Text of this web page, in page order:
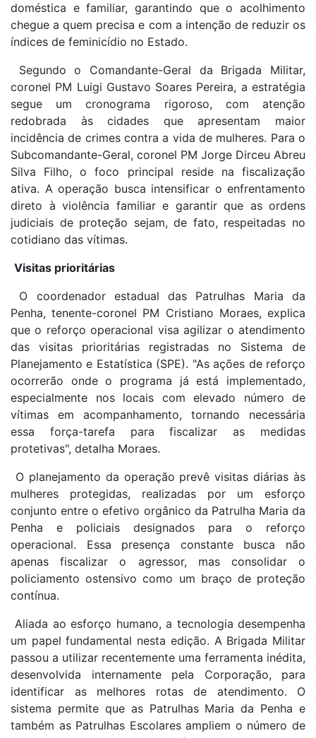
doméstica e familiar, garantindo que o acolhimento
chegue a quem precisa e com a intenção de reduzir os
índices de feminicídio no Estado.
Segundo o Comandante-Geral da Brigada Militar,
coronel PM Luigi Gustavo Soares Pereira, a estratégia
segue um cronograma rigoroso, com atenção
redobrada às cidades que apresentam maior
incidência de crimes contra a vida de mulheres. Para o
Subcomandante-Geral, coronel PM Jorge Dirceu Abreu
Silva Filho, o foco principal reside na fiscalização
ativa. A operação busca intensificar o enfrentamento
direto à violência familiar e garantir que as ordens
judiciais de proteção sejam, de fato, respeitadas no
cotidiano das vítimas.
Visitas prioritárias
O coordenador estadual das Patrulhas Maria da
Penha, tenente-coronel PM Cristiano Moraes, explica
que o reforço operacional visa agilizar o atendimento
das visitas prioritárias registradas no Sistema de
Planejamento e Estatística (SPE). "As ações de reforço
ocorrerão onde o programa já está implementado,
especialmente nos locais com elevado número de
vítimas em acompanhamento, tornando necessária
essa força-tarefa para fiscalizar as medidas
protetivas", detalha Moraes.
O planejamento da operação prevê visitas diárias às
mulheres protegidas, realizadas por um esforço
conjunto entre o efetivo orgânico da Patrulha Maria da
Penha e policiais designados para o reforço
operacional. Essa presença constante busca não
apenas fiscalizar o agressor, mas consolidar o
policiamento ostensivo como um braço de proteção
contínua.
Aliada ao esforço humano, a tecnologia desempenha
um papel fundamental nesta edição. A Brigada Militar
passou a utilizar recentemente uma ferramenta inédita,
desenvolvida internamente pela Corporação, para
identificar as melhores rotas de atendimento. O
sistema permite que as Patrulhas Maria da Penha e
também as Patrulhas Escolares ampliem o número de